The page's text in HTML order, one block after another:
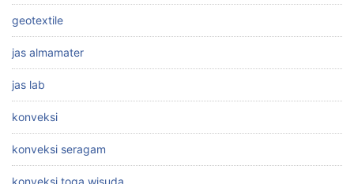
geotextile
jas almamater
jas lab
konveksi
konveksi seragam